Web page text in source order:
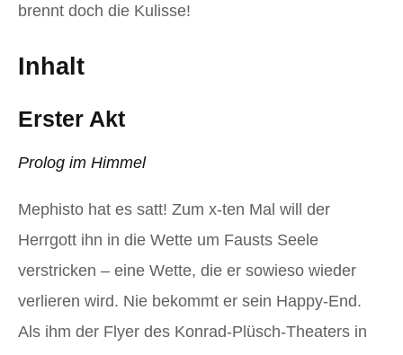
brennt doch die Kulisse!
Inhalt
Erster Akt
Prolog im Himmel
Mephisto hat es satt! Zum x-ten Mal will der
Herrgott ihn in die Wette um Fausts Seele
verstricken – eine Wette, die er sowieso wieder
verlieren wird. Nie bekommt er sein Happy-End.
Als ihm der Flyer des Konrad-Plüsch-Theaters in